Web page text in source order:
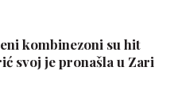
kombinezoni su hit
svoj je pronašla u Zari